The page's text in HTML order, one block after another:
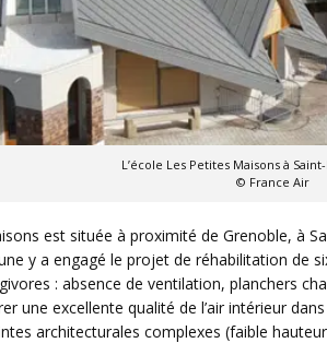
L’école Les Petites Maisons à
© France Air
est située à proximité de Grenoble, à
y a engagé le projet de réhabilitation de
: absence de ventilation, planchers
une excellente qualité de l’air intérieur
architecturales complexes (faible